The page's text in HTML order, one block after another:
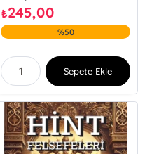
₺245,00
%50
Sepete Ekle